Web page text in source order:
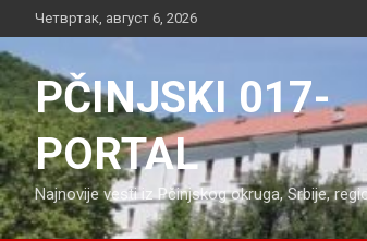
to
content
Четвртак, август 6, 2026
PČINJSKI 017-
PORTAL
Najnovije vesti iz Pčinjskog okruga, Srbije,